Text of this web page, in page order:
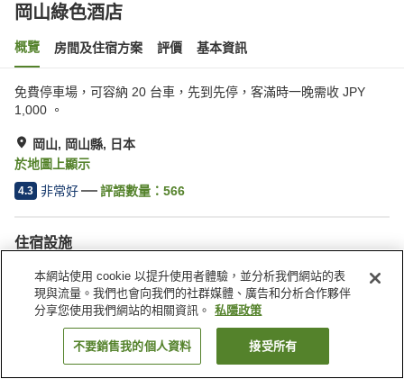
岡山綠色酒店
概覽 房間及住宿方案 評價 基本資訊
免費停車場，可容納 20 台車，先到先停，客滿時一晚需收 JPY
1,000 。
岡山, 岡山縣, 日本
於地圖上顯示
4.3 非常好 評語數量： 566
住宿設施
停車場
自動販賣機
收費洗衣房
送遞服務
找客房
本網站使用 cookie 以提升使用者體驗，並分析我們網站的表
現與流量。我們也會向我們的社群媒體、廣告和分析合作夥伴
分享您使用我們網站的相關資訊。
私隱政策
不要銷售我的個人資料 接受所有